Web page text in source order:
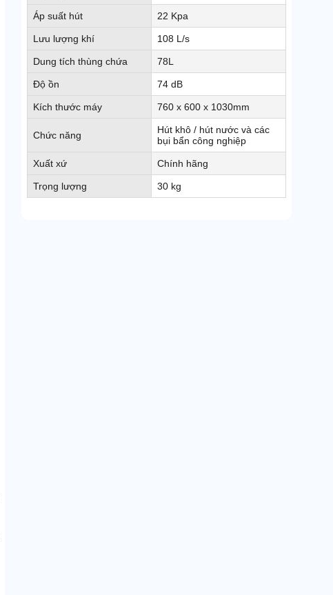
Áp suất hút 22 Kpa
Lưu lượng khí 108 L/s
Dung tích thùng chứa 78L
Độ ồn 74 dB
Kích thước máy 760 x 600 x 1030mm
Chức năng
Hút khô / hút nước và các
bụi bẩn công nghiệp
Xuất xứ Chính hãng
Trọng lượng 30 kg